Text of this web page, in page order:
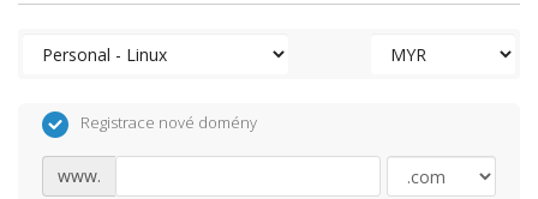
Registrace nové domény
www.